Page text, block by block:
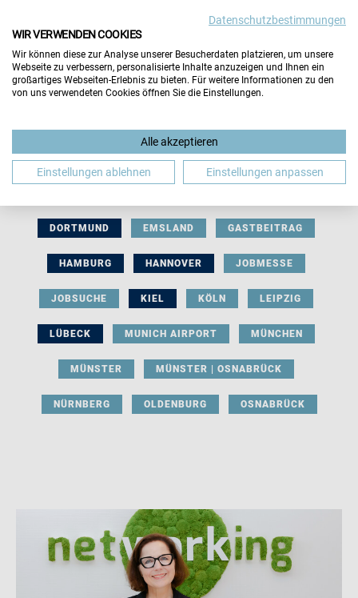
BERUFLICHE ORIENTIERUNG BEWERBUNG
DORTMUND EMSLAND GASTBEITRAG
HAMBURG HANNOVER JOBMESSE
JOBSUCHE KIEL KÖLN LEIPZIG
LÜBECK MUNICH AIRPORT MÜNCHEN
MÜNSTER MÜNSTER | OSNABRÜCK
NÜRNBERG OLDENBURG OSNABRÜCK
Datenschutzbestimmungen
WIR VERWENDEN COOKIES
Wir können diese zur Analyse unserer Besucherdaten platzieren, um unsere
Webseite zu verbessern, personalisierte Inhalte anzuzeigen und Ihnen ein
großartiges Webseiten-Erlebnis zu bieten. Für weitere Informationen zu den
von uns verwendeten Cookies öffnen Sie die Einstellungen.
Alle akzeptieren
Einstellungen ablehnen Einstellungen anpassen